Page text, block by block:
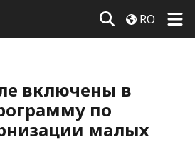
RO
включены в
по
малых